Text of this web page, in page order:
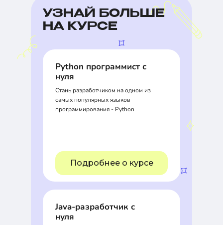
УЗНАЙ БОЛЬШЕ
НА КУРСЕ
Python программист с
нуля
Стань разработчиком на одном из
самых популярных языков
программирования - Python
Подробнее о курсе
Java-разработчик с
нуля